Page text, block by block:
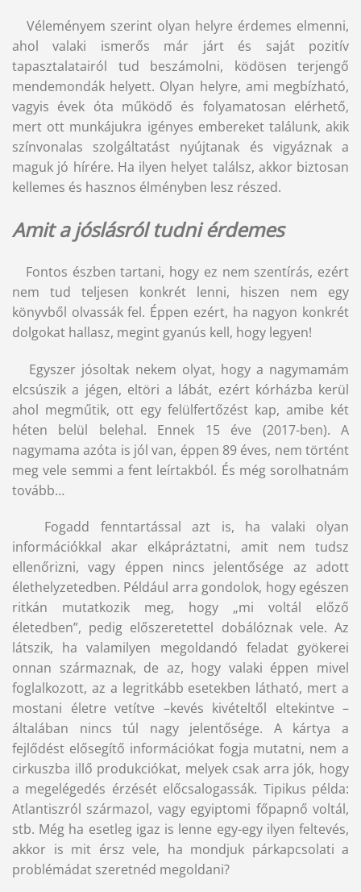
Véleményem szerint olyan helyre érdemes elmenni,
ahol valaki ismerős már járt és saját pozitív
tapasztalatairól tud beszámolni, ködösen terjengő
mendemondák helyett. Olyan helyre, ami megbízható,
vagyis évek óta működő és folyamatosan elérhető,
mert ott munkájukra igényes embereket találunk, akik
színvonalas szolgáltatást nyújtanak és vigyáznak a
maguk jó hírére. Ha ilyen helyet találsz, akkor biztosan
kellemes és hasznos élményben lesz részed.
Amit a jóslásról tudni érdemes
Fontos észben tartani, hogy ez nem szentírás, ezért
nem tud teljesen konkrét lenni, hiszen nem egy
könyvből olvassák fel. Éppen ezért, ha nagyon konkrét
dolgokat hallasz, megint gyanús kell, hogy legyen!
Egyszer jósoltak nekem olyat, hogy a nagymamám
elcsúszik a jégen, eltöri a lábát, ezért kórházba kerül
ahol megműtik, ott egy felülfertőzést kap, amibe két
héten belül belehal. Ennek 15 éve (2017-ben). A
nagymama azóta is jól van, éppen 89 éves, nem történt
meg vele semmi a fent leírtakból. És még sorolhatnám
tovább…
Fogadd fenntartással azt is, ha valaki olyan
információkkal akar elkápráztatni, amit nem tudsz
ellenőrizni, vagy éppen nincs jelentősége az adott
élethelyzetedben. Például arra gondolok, hogy egészen
ritkán mutatkozik meg, hogy „mi voltál előző
életedben”, pedig előszeretettel dobálóznak vele. Az
látszik, ha valamilyen megoldandó feladat gyökerei
onnan származnak, de az, hogy valaki éppen mivel
foglalkozott, az a legritkább esetekben látható, mert a
mostani életre vetítve –kevés kivételtől eltekintve –
általában nincs túl nagy jelentősége. A kártya a
fejlődést elősegítő információkat fogja mutatni, nem a
cirkuszba illő produkciókat, melyek csak arra jók, hogy
a megelégedés érzését előcsalogassák. Tipikus példa:
Atlantiszról származol, vagy egyiptomi főpapnő voltál,
stb. Még ha esetleg igaz is lenne egy-egy ilyen feltevés,
akkor is mit érsz vele, ha mondjuk párkapcsolati a
problémádat szeretnéd megoldani?